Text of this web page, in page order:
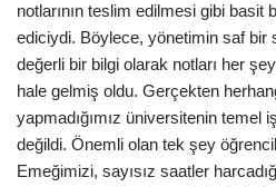
notlarının teslim edilmesi gibi basit
ediciydi. Böylece, yönetimin saf bir
değerli bir bilgi olarak notları her
hale gelmiş oldu. Gerçekten
yapmadığımız üniversitenin temel
değildi. Önemli olan tek şey
Emeğimizi, sayısız saatler